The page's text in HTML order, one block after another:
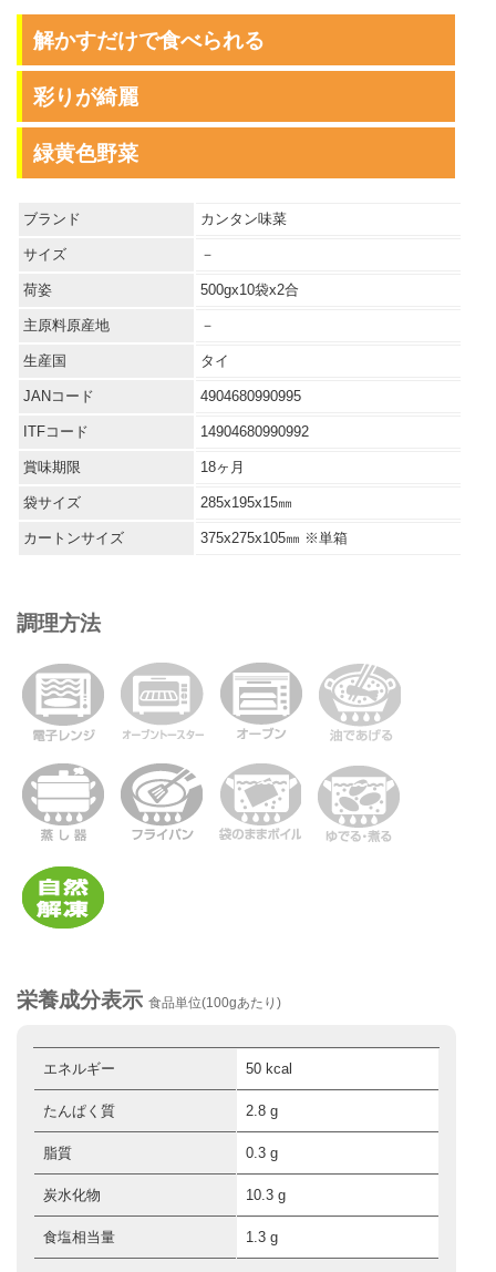
解かすだけで食べられる
彩りが綺麗
緑黄色野菜
ブランド カンタン味菜
サイズ －
荷姿 500gx10袋x2合
主原料原産地 －
生産国 タイ
JANコード 4904680990995
ITFコード 14904680990992
賞味期限 18ヶ月
袋サイズ 285x195x15㎜
カートンサイズ 375x275x105㎜ ※単箱
調理方法
栄養成分表示 食品単位(100gあたり)
エネルギー 50 kcal
たんぱく質 2.8 g
脂質 0.3 g
炭水化物 10.3 g
食塩相当量 1.3 g